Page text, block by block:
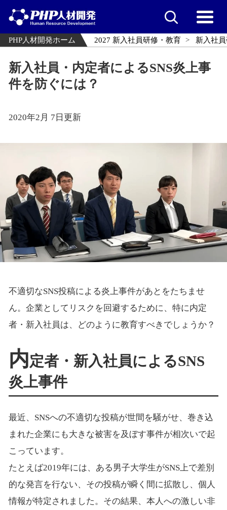
PHP人材開発ホーム 2027 新入社員研修・教育 新入社
新入社員・内定者によるSNS炎上事
件を防ぐには？
2020年2月 7日更新
不適切なSNS投稿による炎上事件があとをたちませ
ん。企業としてリスクを回避するために、特に内定
者・新入社員は、どのように教育すべきでしょうか？
内定者・新入社員によるSNS
炎上事件
最近、SNSへの不適切な投稿が世間を騒がせ、巻き込
まれた企業にも大きな被害を及ぼす事件が相次いで起
こっています。
たとえば2019年には、ある男子大学生がSNS上で差別
的な発言を行ない、その投稿が瞬く間に拡散し、個人
情報が特定されました。その結果、本人への激しい非